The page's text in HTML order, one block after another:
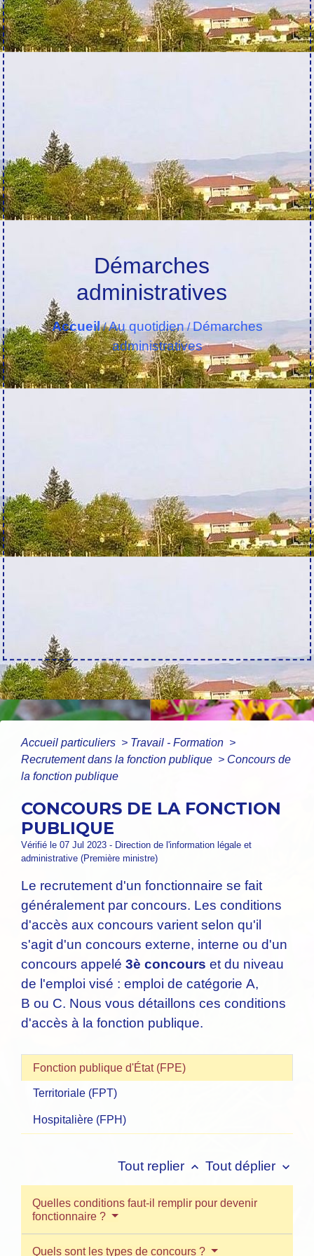
Démarches
administratives
Accueil/Au quotidien/Démarches
administratives
Accueil particuliers > Travail - Formation >
Recrutement dans la fonction publique > Concours de
la fonction publique
CONCOURS DE LA FONCTION
PUBLIQUE
Vérifié le 07 Jul 2023 - Direction de l'information légale et
administrative (Première ministre)
Le recrutement d'un fonctionnaire se fait
généralement par concours. Les conditions
d'accès aux concours varient selon qu'il
s'agit d'un concours externe, interne ou d'un
concours appelé 3è concours et du niveau
de l'emploi visé : emploi de catégorie A,
B ou C. Nous vous détaillons ces conditions
d'accès à la fonction publique.
Fonction publique d'État (FPE)
Territoriale (FPT)
Hospitalière (FPH)
Tout replier keyboard_arrow_up Tout déplier keyboard_arrow_down
Quelles conditions faut-il remplir pour devenir
fonctionnaire ?
Quels sont les types de concours ?